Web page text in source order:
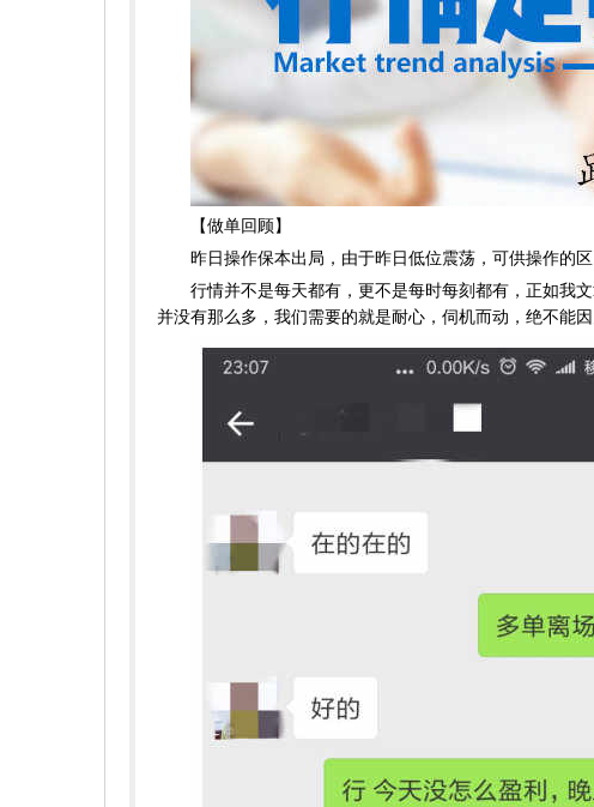
【做单回顾】
昨日操作保本出局，由于昨日低位震荡，可供操作的区
行情并不是每天都有，更不是每时每刻都有，正如我文
并没有那么多，我们需要的就是耐心，伺机而动，绝不能因